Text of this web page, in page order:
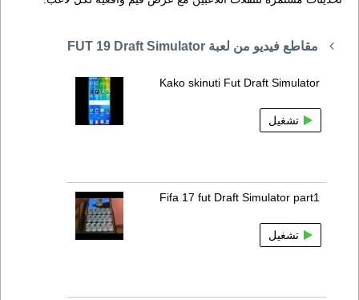
مقاطع فيديو من لعبة FUT 19 Draft Simulator
Kako skinuti Fut Draft Simulator
تشغيل
Fifa 17 fut Draft Simulator part1
تشغيل